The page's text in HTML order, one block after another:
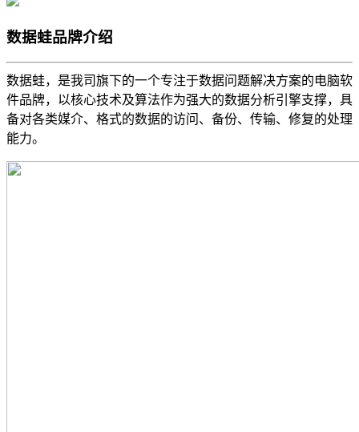
数据蛙品牌介绍
数据蛙，是我司旗下的一个专注于数据问题解决方案的电脑软
件品牌，以核心技术及算法作为强大的数据分析引擎支撑，具
备对各类媒介、格式的数据的访问、备份、传输、修复的处理
能力。